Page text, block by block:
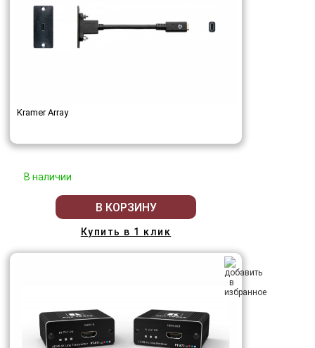
Kramer Array
В наличии
В КОРЗИНУ
Купить в 1 клик